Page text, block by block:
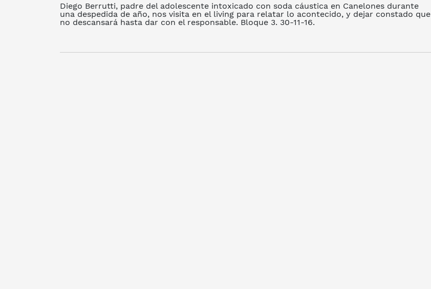
Diego Berrutti, padre del adolescente intoxicado con soda cáustica en Canelones durante
una despedida de año, nos visita en el living para relatar lo acontecido, y dejar constado que
no descansará hasta dar con el responsable. Bloque 3. 30-11-16.